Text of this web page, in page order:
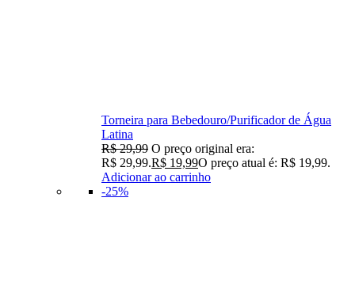
Torneira para Bebedouro/Purificador de Água
Latina
R$29,99 O preço original era:
R$ 29,99.R$ 19,99O preço atual é: R$ 19,99.
Adicionar ao carrinho
-25%